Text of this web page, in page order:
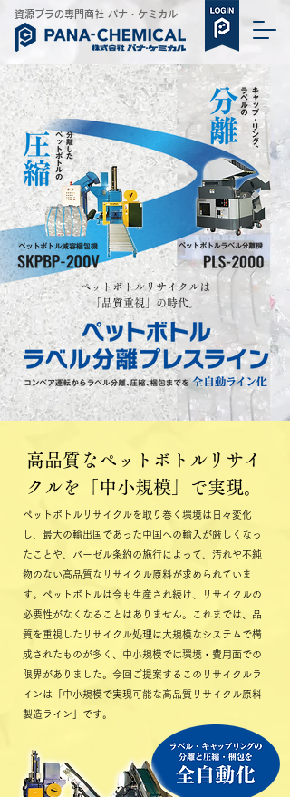
​資源プラの専門商社 パナ・ケミカル
ペットボトルリサイクルは
「品質重視」の時代。
高品質なペットボトルリサイ
クルを「中小規模」で実現。
ペットボトルリサイクルを取り巻く環境は日々変化
し、最大の輸出国であった中国への輸入が厳しくなっ
たことや、バーゼル条約の施行によって、汚れや不純
物のない高品質なリサイクル原料が求められていま
す。ペットボトルは今も生産され続け、リサイクルの
必要性がなくなることはありません。これまでは、品
質を重視したリサイクル処理は大規模なシステムで構
成されたものが多く、中小規模では環境・費用面での
限界がありました。今回ご提案するこのリサイクルラ
インは「中小規模で実現可能な高品質リサイクル原料
製造ライン」です。